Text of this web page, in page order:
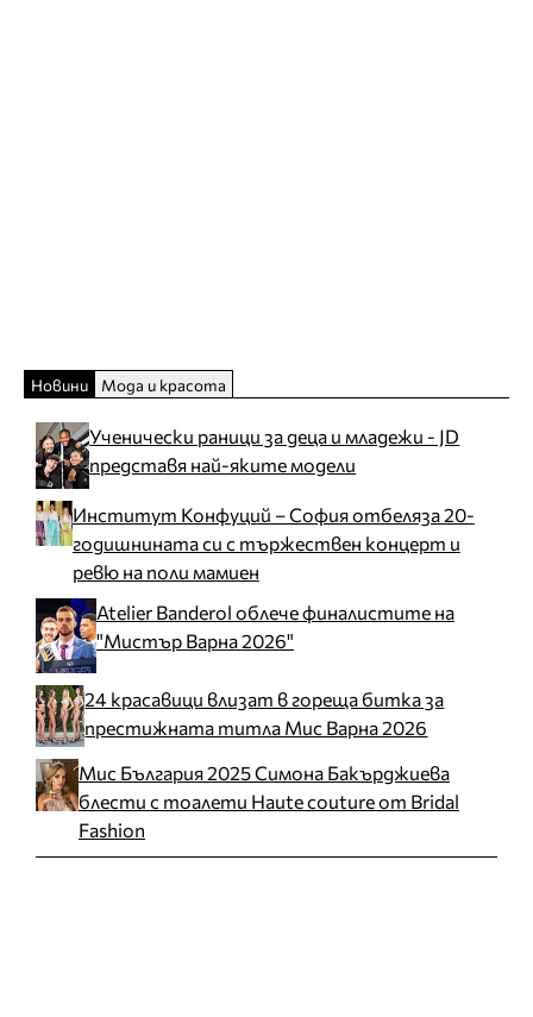
Новини Мода и красота
Ученически раници за деца и младежи - JD
представя най-яките модели
Институт Конфуций – София отбеляза 20-
годишнината си с тържествен концерт и
ревю на поли мамиен
Atelier Banderol облече финалистите на
"Мистър Варна 2026"
24 красавици влизат в гореща битка за
престижната титла Мис Варна 2026
Мис България 2025 Симона Бакърджиева
блести с тоалети Haute couture от Bridal
Fashion